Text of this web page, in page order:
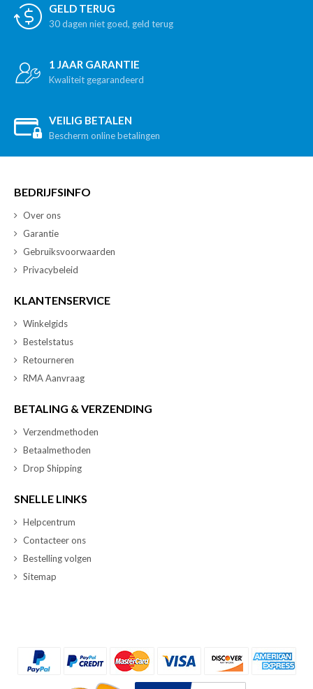
GELD TERUG
30 dagen niet goed, geld terug
1 JAAR GARANTIE
Kwaliteit gegarandeerd
VEILIG BETALEN
Bescherm online betalingen
BEDRIJFSINFO
Over ons
Garantie
Gebruiksvoorwaarden
Privacybeleid
KLANTENSERVICE
Winkelgids
Bestelstatus
Retourneren
RMA Aanvraag
BETALING & VERZENDING
Verzendmethoden
Betaalmethoden
Drop Shipping
SNELLE LINKS
Helpcentrum
Contacteer ons
Bestelling volgen
Sitemap